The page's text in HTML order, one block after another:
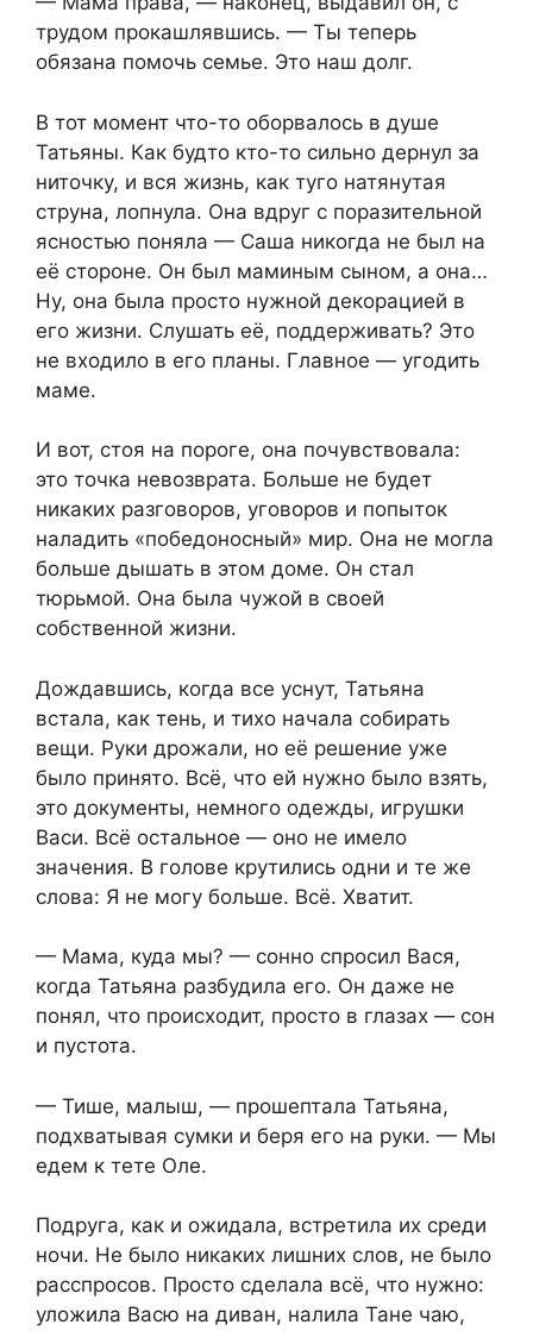
трудом прокашлявшись. — Ты теперь
обязана помочь семье. Это наш долг.
В тот момент что-то оборвалось в душе
Татьяны. Как будто кто-то сильно дернул за
ниточку, и вся жизнь, как туго натянутая
струна, лопнула. Она вдруг с поразительной
ясностью поняла — Саша никогда не был на
её стороне. Он был маминым сыном, а она…
Ну, она была просто нужной декорацией в
его жизни. Слушать её, поддерживать? Это
не входило в его планы. Главное — угодить
маме.
И вот, стоя на пороге, она почувствовала:
это точка невозврата. Больше не будет
никаких разговоров, уговоров и попыток
наладить «победоносный» мир. Она не могла
больше дышать в этом доме. Он стал
тюрьмой. Она была чужой в своей
собственной жизни.
Дождавшись, когда все уснут, Татьяна
встала, как тень, и тихо начала собирать
вещи. Руки дрожали, но её решение уже
было принято. Всё, что ей нужно было взять,
это документы, немного одежды, игрушки
Васи. Всё остальное — оно не имело
значения. В голове крутились одни и те же
слова: Я не могу больше. Всё. Хватит.
— Мама, куда мы? — сонно спросил Вася,
когда Татьяна разбудила его. Он даже не
понял, что происходит, просто в глазах — сон
и пустота.
— Тише, малыш, — прошептала Татьяна,
подхватывая сумки и беря его на руки. — Мы
едем к тете Оле.
Подруга, как и ожидала, встретила их среди
ночи. Не было никаких лишних слов, не было
расспросов. Просто сделала всё, что нужно:
уложила Васю на диван, налила Тане чаю,